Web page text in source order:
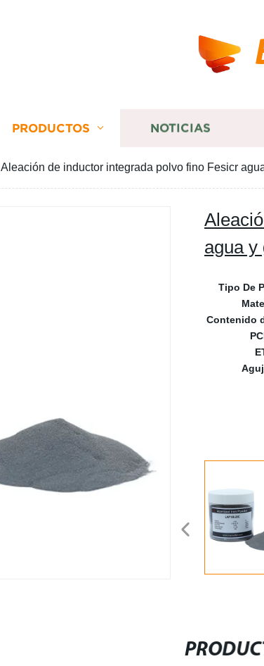
PRODUCTOS NOTICIAS
Aleación de inductor integrada polvo fino Fesicr
agua y
Tipo De
Contenido